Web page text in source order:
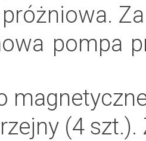
próżniowa.
pompa
(4